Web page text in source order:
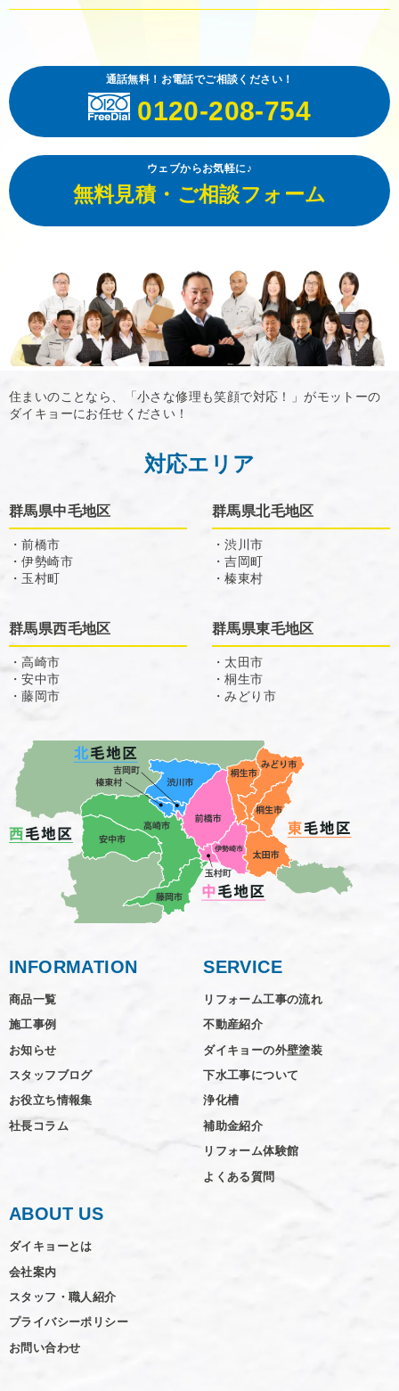
通話無料！お電話でご相談ください！
0120-208-754
ウェブからお気軽に♪
無料見積・ご相談フォーム
住まいのことなら、「小さな修理も笑顔で対応！」がモットーの
ダイキョーにお任せください！
対応エリア
群馬県中毛地区
・前橋市
・伊勢崎市
・玉村町
群馬県北毛地区
・渋川市
・吉岡町
・榛東村
群馬県西毛地区
・高崎市
・安中市
・藤岡市
群馬県東毛地区
・太田市
・桐生市
・みどり市
INFORMATION
商品一覧
施工事例
お知らせ
スタッフブログ
お役立ち情報集
社長コラム
SERVICE
リフォーム工事の流れ
不動産紹介
ダイキョーの外壁塗装
下水工事について
浄化槽
補助金紹介
リフォーム体験館
よくある質問
ABOUT US
ダイキョーとは
会社案内
スタッフ・職人紹介
プライバシーポリシー
お問い合わせ